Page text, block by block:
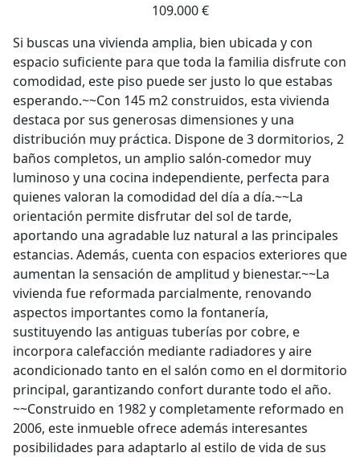
109.000 €
Si buscas una vivienda amplia, bien ubicada y con
espacio suficiente para que toda la familia disfrute con
comodidad, este piso puede ser justo lo que estabas
esperando.~~Con 145 m2 construidos, esta vivienda
destaca por sus generosas dimensiones y una
distribución muy práctica. Dispone de 3 dormitorios, 2
baños completos, un amplio salón-comedor muy
luminoso y una cocina independiente, perfecta para
quienes valoran la comodidad del día a día.~~La
orientación permite disfrutar del sol de tarde,
aportando una agradable luz natural a las principales
estancias. Además, cuenta con espacios exteriores que
aumentan la sensación de amplitud y bienestar.~~La
vivienda fue reformada parcialmente, renovando
aspectos importantes como la fontanería,
sustituyendo las antiguas tuberías por cobre, e
incorpora calefacción mediante radiadores y aire
acondicionado tanto en el salón como en el dormitorio
principal, garantizando confort durante todo el año.
~~Construido en 1982 y completamente reformado en
2006, este inmueble ofrece además interesantes
posibilidades para adaptarlo al estilo de vida de sus